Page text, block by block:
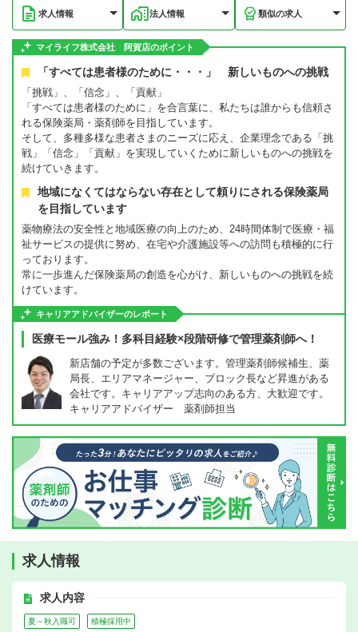
求人情報 法人情報 類似の求人
マイライフ株式会社 阿賀店のポイント
「すべては患者様のために・・・」 新しいものへの挑戦
「挑戦」、「信念」、「貢献」
「すべては患者様のために」を合言葉に、私たちは誰からも信頼さ
れる保険薬局・薬剤師を目指しています。
そして、多種多様な患者さまのニーズに応え、企業理念である「挑
戦」「信念」「貢献」を実現していくために新しいものへの挑戦を
続けていきます。
地域になくてはならない存在として頼りにされる保険薬局
を目指しています
薬物療法の安全性と地域医療の向上のため、24時間体制で医療・福
祉サービスの提供に努め、在宅や介護施設等への訪問も積極的に行
っております。
常に一歩進んだ保険薬局の創造を心がけ、新しいものへの挑戦を続
けています。
キャリアアドバイザーのレポート
医療モール強み！多科目経験×段階研修で管理薬剤師へ！
新店舗の予定が多数ございます。管理薬剤師候補生、薬
局長、エリアマネージャー、ブロック長など昇進がある
会社です。キャリアアップ志向のある方、大歓迎です。
キャリアアドバイザー 薬剤師担当
求人情報
求人内容
夏～秋入職可 積極採用中